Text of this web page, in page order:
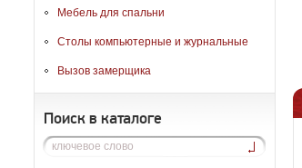
Мебель для спальни
Столы компьютерные и журнальные
Вызов замерщика
Поиск в каталоге